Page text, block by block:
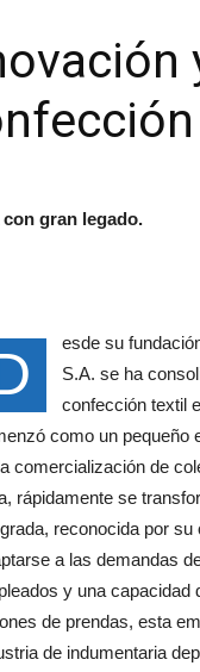
gran legado.
esde su
S.A. se ha
confección textil
como un pequeño
comercialización de
rápidamente se
reconocida por
a las demandas
y una capacidad
de prendas, esta
de indumentaria